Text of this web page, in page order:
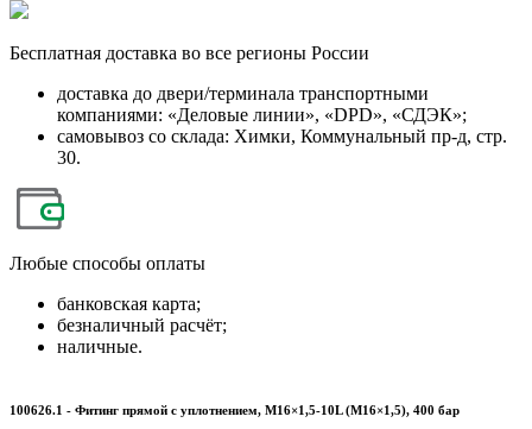
Бесплатная доставка во все регионы России
доставка до двери/терминала транспортными
компаниями: «Деловые линии», «DPD», «СДЭК»;
самовывоз со склада: Химки, Коммунальный пр-д, стр.
30.
Любые способы оплаты
банковская карта;
безналичный расчёт;
наличные.
100626.1 - Фитинг прямой с уплотнением, M16×1,5-10L (M16×1,5), 400 бар